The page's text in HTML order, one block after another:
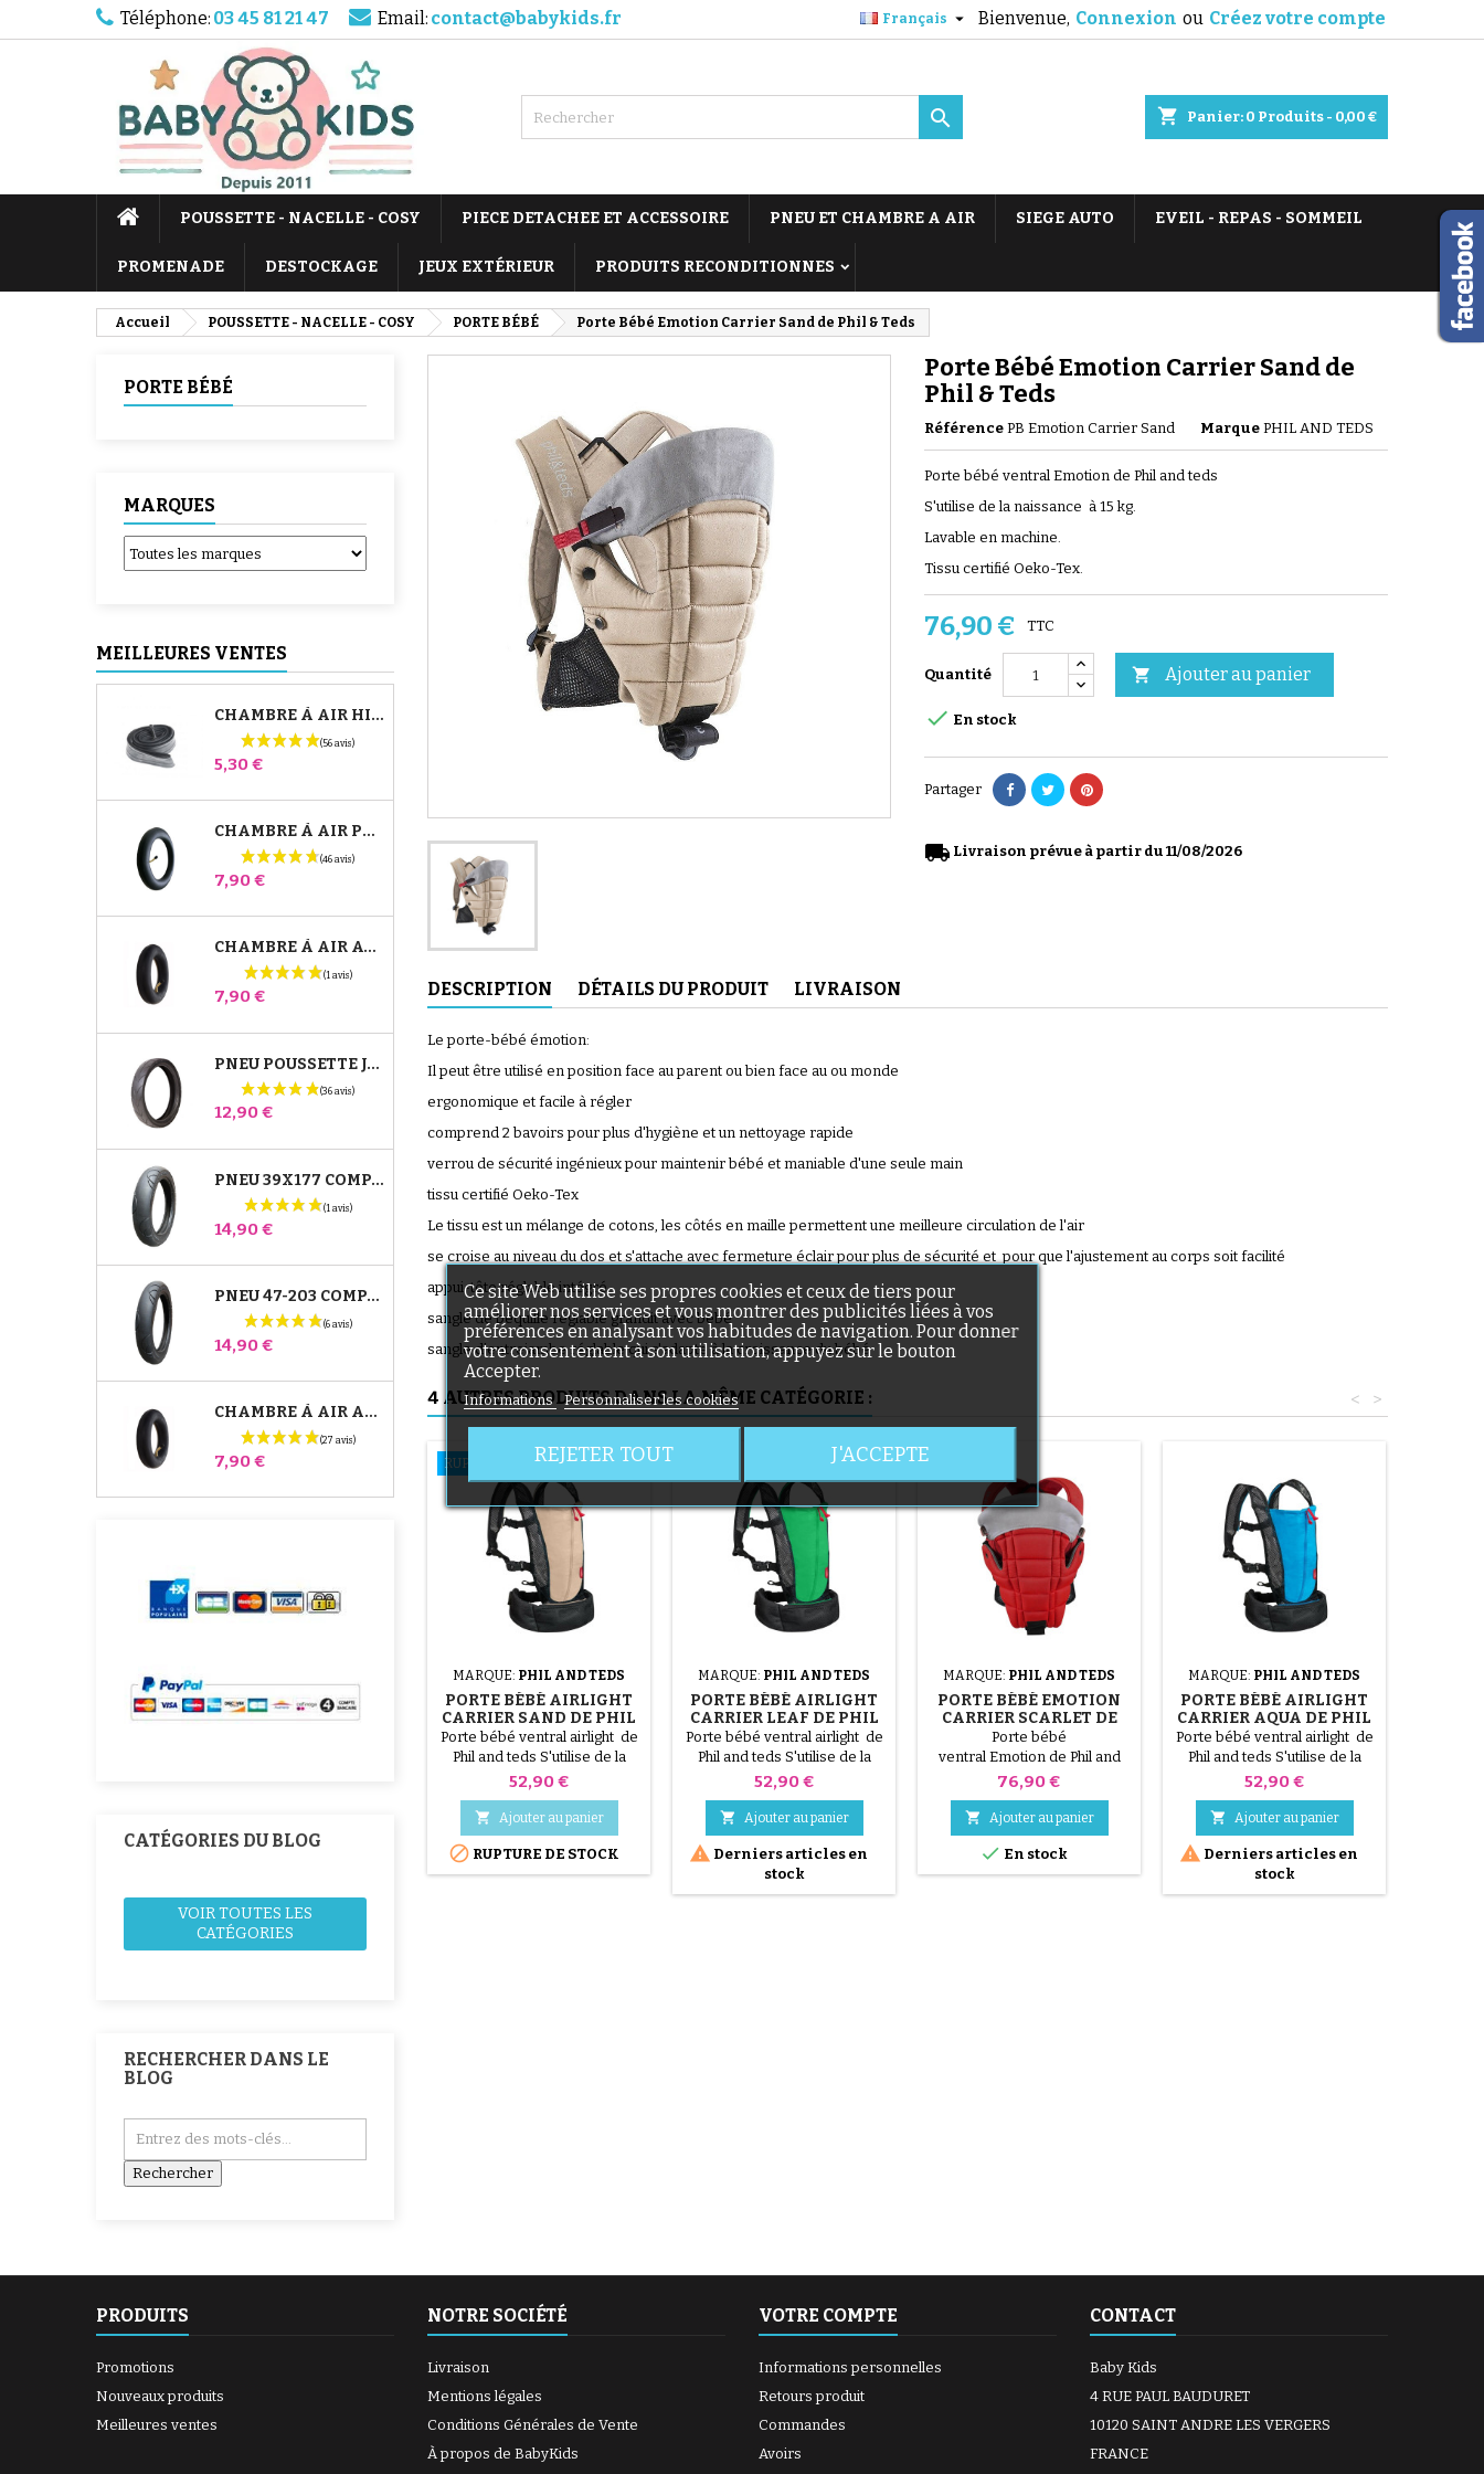
Téléphone: 03 45 81 21 47 Email: contact@babykids.fr Bienvenue, Connexion ou Créez votre compte
Français 
shopping_cart Panier: 0 Produits - 0,00 €

POUSSETTE - NACELLE - COSY PIECE DETACHEE ET ACCESSOIRE PNEU ET CHAMBRE A AIR SIEGE AUTO EVEIL - REPAS - SOMMEIL
PROMENADE DESTOCKAGE JEUX EXTÉRIEUR PRODUITS RECONDITIONNES
Accueil POUSSETTE - NACELLE - COSY PORTE BÉBÉ Porte Bébé Emotion Carrier Sand de Phil & Teds
PORTE BÉBÉ
MARQUES
MEILLEURES VENTES
CHAMBRE À AIR HIGH TREK BÉBÉ CONFORT
(56 avis)
Prix
5,30 €
CHAMBRE À AIR POUSSETTE JANÉ SLALOM PRO ET POWERTWIN
(46 avis)
Prix
7,90 €
CHAMBRE À AIR AVANT POUSSETTE BUGABOO DONKEY
(1 avis)
Prix
7,90 €
PNEU POUSSETTE JANÉ SLALOM PRO ET POWERTWIN
(36 avis)
Prix
12,90 €
PNEU 39X177 COMPATIBLE POUSSETTE BUGABOO DONKEY - POUR ROUE AVANT
(1 avis)
Prix
14,90 €
PNEU 47-203 COMPATIBLE POUSSETTE BUGABOO DONKEY - POUR ROUE ARRIÈRE
Prix
14,90 €
CHAMBRE À AIR ARRIÈRE POUSSETTE WHIZZ RED CASTLE
Prix
7,90 €
CATÉGORIES DU BLOG
VOIR TOUTES LES
CATÉGORIES
RECHERCHER DANS LE
BLOG
Porte Bébé Emotion Carrier Sand de
Phil & Teds
Référence PB Emotion Carrier Sand Marque PHIL AND TEDS
Porte bébé ventral Emotion de Phil and teds
S'utilise de la naissance à 15 kg.
Lavable en machine.
Tissu certifié Oeko-Tex.
76,90 € TTC
Quantité  Ajouter au panier
 En stock
Partager
local_shipping Livraison prévue à partir du 11/08/2026
DESCRIPTION DÉTAILS DU PRODUIT LIVRAISON
Le porte-bébé émotion:
Il peut être utilisé en position face au parent ou bien face au ou monde
ergonomique et facile à régler
comprend 2 bavoirs pour plus d'hygiène et un nettoyage rapide
verrou de sécurité ingénieux pour maintenir bébé et maniable d'une seule main
tissu certifié Oeko-Tex
Le tissu est un mélange de cotons, les côtés en maille permettent une meilleure circulation de l'air
se croise au niveau du dos et s'attache avec fermeture éclair pour plus de sécurité et pour que l'ajustement au corps soit facilité
appui-tête réglable intégré
sangle de béquille réglable grandit avec bébé
sangle d'entrejambe réglable qui s'adapte à la croissance du bébé
4 AUTRES PRODUITS DANS LA MÊME CATÉGORIE : >
<
RUPTURE DE STOCK
MARQUE: PHIL AND TEDS
PORTE BÉBÉ AIRLIGHT
CARRIER SAND DE PHIL
AND TEDS
Porte bébé ventral airlight de
Phil and teds S'utilise de la
naissance (3.5kg) à 12 kg.
Lavable en machine. Tissu
certifié Oeko-Tex.
Prix
52,90 €
 Ajouter au panier
 RUPTURE DE STOCK
MARQUE: PHIL AND TEDS
PORTE BÉBÉ AIRLIGHT
CARRIER LEAF DE PHIL
AND TEDS
Porte bébé ventral airlight de
Phil and teds S'utilise de la
naissance (3.5kg) à 12 kg.
Lavable en machine. Tissu
certifié Oeko-Tex.
Prix
52,90 €
 Ajouter au panier
 Derniers articles en
stock
MARQUE: PHIL AND TEDS
PORTE BÉBÉ EMOTION
CARRIER SCARLET DE
PHIL & TEDS
Porte bébé
ventral Emotion de Phil and
teds S'utilise de la naissance
à 15 kg. Lavable en machine.
Tissu certifié Oeko-Tex.
Prix
76,90 €
 Ajouter au panier
 En stock
MARQUE: PHIL AND TEDS
PORTE BÉBÉ AIRLIGHT
CARRIER AQUA DE PHIL
AND TEDS
Porte bébé ventral airlight de
Phil and teds S'utilise de la
naissance (3.5kg) à 12 kg.
Lavable en machine. Tissu
certifié Oeko-Tex.
Prix
52,90 €
 Ajouter au panier
 Derniers articles en
stock
PRODUITS
Promotions
Nouveaux produits
Meilleures ventes
NOTRE SOCIÉTÉ
Livraison
Mentions légales
Conditions Générales de Vente
À propos de BabyKids
VOTRE COMPTE
Informations personnelles
Retours produit
Commandes
Avoirs
CONTACT
Baby Kids
4 RUE PAUL BAUDURET
10120 SAINT ANDRE LES VERGERS
FRANCE
Ce site Web utilise ses propres cookies et ceux de tiers pour
améliorer nos services et vous montrer des publicités liées à vos
préférences en analysant vos habitudes de navigation. Pour donner
votre consentement à son utilisation, appuyez sur le bouton
Accepter.
Informations Personnaliser les cookies
REJETER TOUT J'ACCEPTE